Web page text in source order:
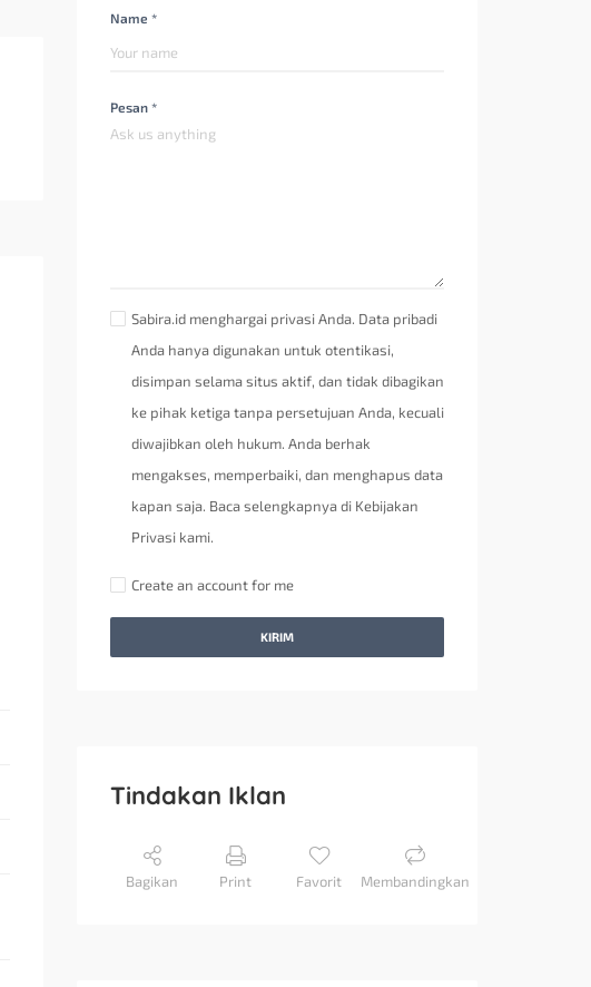
Name *
Pesan *
Sabira.id menghargai privasi Anda. Data pribadi
Anda hanya digunakan untuk otentikasi,
disimpan selama situs aktif, dan tidak dibagikan
ke pihak ketiga tanpa persetujuan Anda, kecuali
diwajibkan oleh hukum. Anda berhak
mengakses, memperbaiki, dan menghapus data
kapan saja. Baca selengkapnya di Kebijakan
Privasi kami.
Create an account for me
KIRIM
Tindakan Iklan
Bagikan Print Favorit Membandingkan